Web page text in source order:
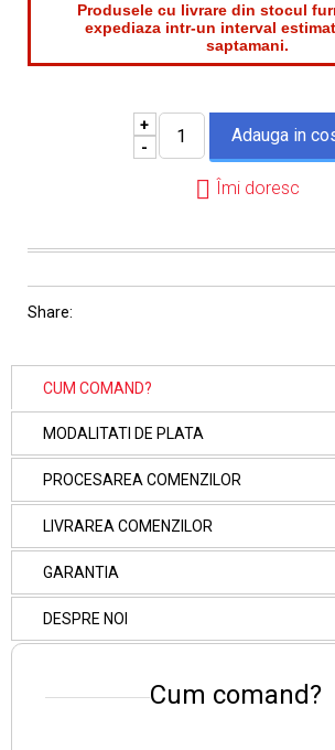
Produsele cu livrare din stocul
expediaza intr-un interval
saptamani.
+
-
Îmi doresc
Share:
CUM COMAND?
MODALITATI DE PLATA
PROCESAREA COMENZILOR
LIVRAREA COMENZILOR
GARANTIA
DESPRE NOI
Cum comand?